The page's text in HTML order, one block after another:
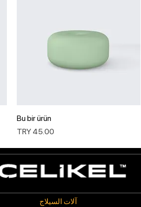
Bu bir ürün
السعر
آلات السيلاج